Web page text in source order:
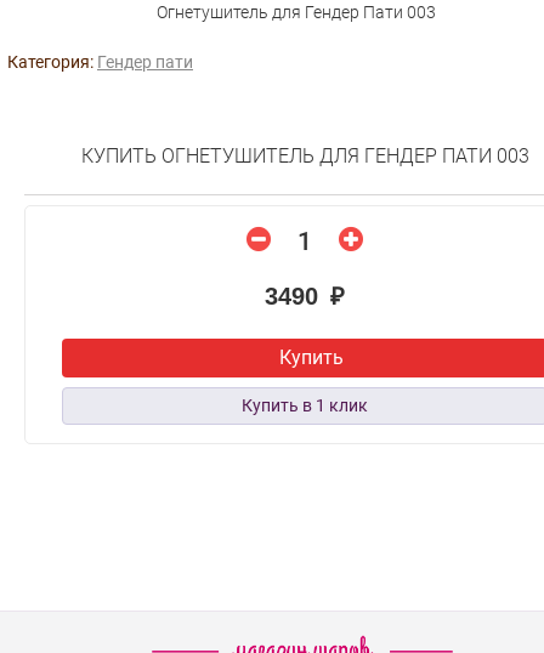
Огнетушитель для Гендер Пати 003
Категория: Гендер пати
КУПИТЬ ОГНЕТУШИТЕЛЬ ДЛЯ ГЕНДЕР ПАТИ 003
3490 ₽
Купить